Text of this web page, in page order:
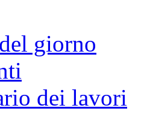
giorno
dei lavori